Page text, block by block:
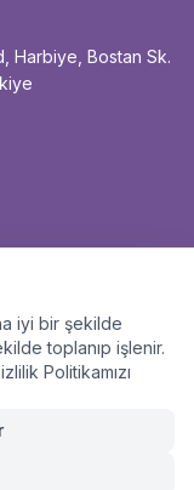
Harbiye, Bostan Sk.
iyi bir şekilde
toplanıp işlenir.
Politikamızı